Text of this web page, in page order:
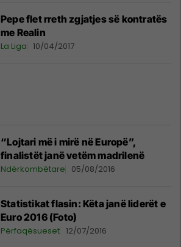
Pepe flet rreth zgjatjes së kontratës
me Realin
La Liga 10/04/2017
“Lojtari më i mirë në Europë”,
finalistët janë vetëm madrilenë
Ndërkombëtare 05/08/2016
Statistikat flasin: Këta janë liderët e
Euro 2016 (Foto)
Përfaqësueset 12/07/2016